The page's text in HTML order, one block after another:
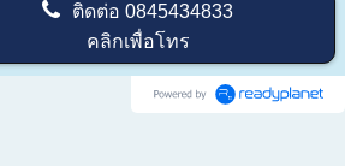
ติดต่อ0845434833
คลิกเพื่อโทร